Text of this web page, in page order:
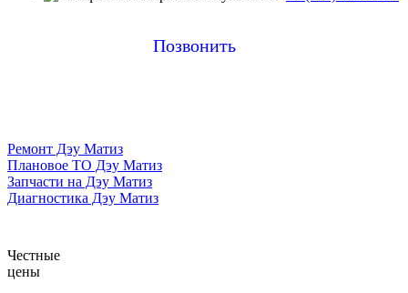
Позвонить
Ремонт Дэу Матиз
Плановое ТО Дэу Матиз
Запчасти на Дэу Матиз
Диагностика Дэу Матиз
Честные
цены